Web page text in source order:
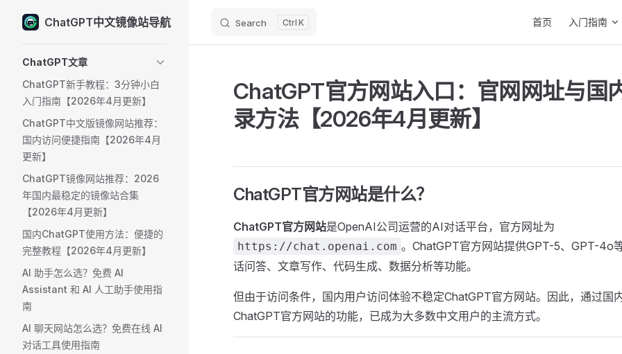
Skip to content
ChatGPT中文镜像站导航 Search K 首页 入门指南
ChatGPT文章
ChatGPT新手教程：3分钟小白
入门指南【2026年4月更新】
ChatGPT中文版镜像网站推荐：
国内访问便捷指南【2026年4月
更新】
ChatGPT镜像网站推荐：2026
年国内最稳定的镜像站合集
【2026年4月更新】
国内ChatGPT使用方法：便捷的
完整教程【2026年4月更新】
AI 助手怎么选？免费 AI
Assistant 和 AI 人工助手使用指
南
AI 聊天网站怎么选？免费在线 AI
对话工具使用指南
ChatGPT官方网站入口：官网网址与国
录方法【2026年4月更新】
ChatGPT官方网站是什么？
ChatGPT官方网站是OpenAI公司运营的AI对话平台，官方网址为
https://chat.openai.com 。ChatGPT官方网站提供GPT-5、GPT-4o
话问答、文章写作、代码生成、数据分析等功能。
但由于访问条件，国内用户访问体验不稳定ChatGPT官方网站。因此，通过国
ChatGPT官方网站的功能，已成为大多数中文用户的主流方式。